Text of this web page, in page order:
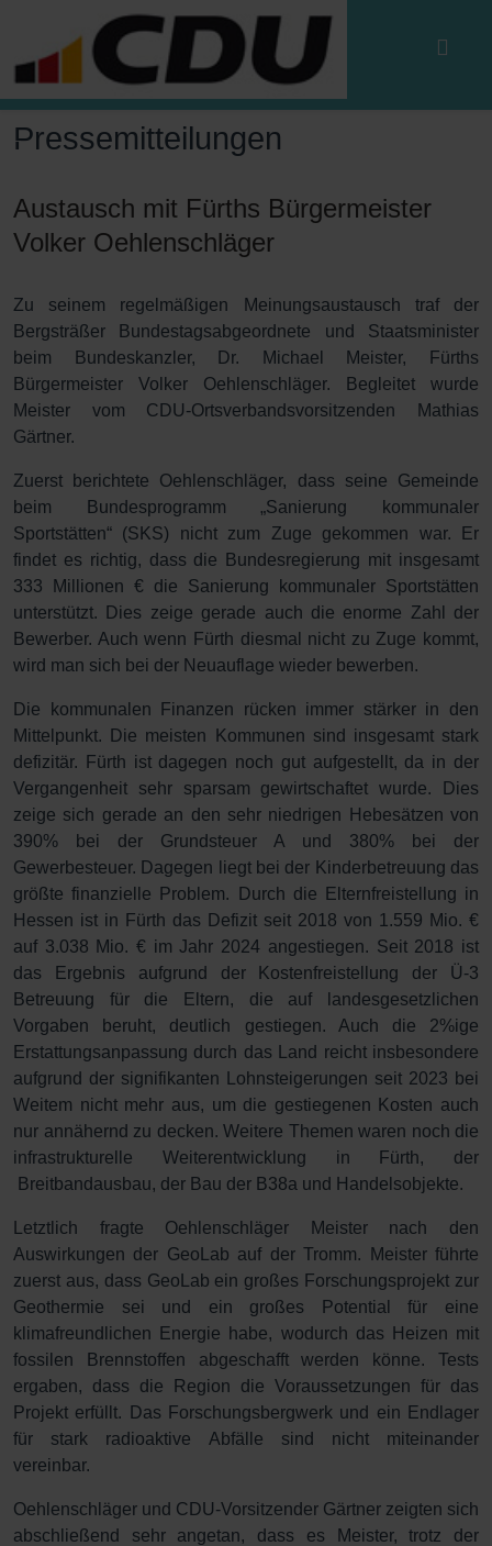
Pressemitteilungen
Austausch mit Fürths Bürgermeister
Volker Oehlenschläger
Zu seinem regelmäßigen Meinungsaustausch traf der
Bergsträßer Bundestagsabgeordnete und Staatsminister
beim Bundeskanzler, Dr. Michael Meister, Fürths
Bürgermeister Volker Oehlenschläger. Begleitet wurde
Meister vom CDU-Ortsverbandsvorsitzenden Mathias
Gärtner.
Zuerst berichtete Oehlenschläger, dass seine Gemeinde
beim Bundesprogramm „Sanierung kommunaler
Sportstätten“ (SKS) nicht zum Zuge gekommen war. Er
findet es richtig, dass die Bundesregierung mit insgesamt
333 Millionen € die Sanierung kommunaler Sportstätten
unterstützt. Dies zeige gerade auch die enorme Zahl der
Bewerber. Auch wenn Fürth diesmal nicht zu Zuge kommt,
wird man sich bei der Neuauflage wieder bewerben.
Die kommunalen Finanzen rücken immer stärker in den
Mittelpunkt. Die meisten Kommunen sind insgesamt stark
defizitär. Fürth ist dagegen noch gut aufgestellt, da in der
Vergangenheit sehr sparsam gewirtschaftet wurde. Dies
zeige sich gerade an den sehr niedrigen Hebesätzen von
390% bei der Grundsteuer A und 380% bei der
Gewerbesteuer. Dagegen liegt bei der Kinderbetreuung das
größte finanzielle Problem. Durch die Elternfreistellung in
Hessen ist in Fürth das Defizit seit 2018 von 1.559 Mio. €
auf 3.038 Mio. € im Jahr 2024 angestiegen. Seit 2018 ist
das Ergebnis aufgrund der Kostenfreistellung der Ü-3
Betreuung für die Eltern, die auf landesgesetzlichen
Vorgaben beruht, deutlich gestiegen. Auch die 2%ige
Erstattungsanpassung durch das Land reicht insbesondere
aufgrund der signifikanten Lohnsteigerungen seit 2023 bei
Weitem nicht mehr aus, um die gestiegenen Kosten auch
nur annähernd zu decken. Weitere Themen waren noch die
infrastrukturelle Weiterentwicklung in Fürth, der
Breitbandausbau, der Bau der B38a und Handelsobjekte.
Letztlich fragte Oehlenschläger Meister nach den
Auswirkungen der GeoLab auf der Tromm. Meister führte
zuerst aus, dass GeoLab ein großes Forschungsprojekt zur
Geothermie sei und ein großes Potential für eine
klimafreundlichen Energie habe, wodurch das Heizen mit
fossilen Brennstoffen abgeschafft werden könne. Tests
ergaben, dass die Region die Voraussetzungen für das
Projekt erfüllt. Das Forschungsbergwerk und ein Endlager
für stark radioaktive Abfälle sind nicht miteinander
vereinbar.
Oehlenschläger und CDU-Vorsitzender Gärtner zeigten sich
abschließend sehr angetan, dass es Meister, trotz der